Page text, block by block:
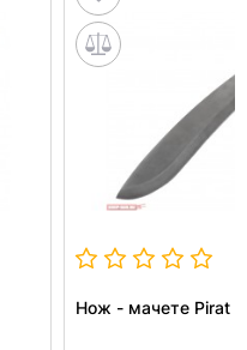
Нож - мачете Pirat